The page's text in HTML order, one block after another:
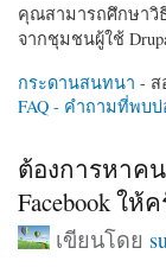
คุณสามารถศึกษาวิ
จากชุมชนผู้ใช้
กระดานสนทนา - ส
FAQ - คำถามที่พบ
ต้องการหาค
Facebook ให้
เขียนโดย